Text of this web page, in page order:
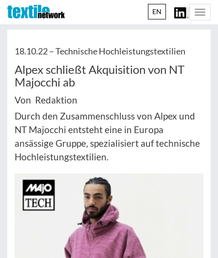
EN
18.10.22 –Technische Hochleistungstextilien
Alpex schließt Akquisition von NT
Majocchi ab
Von Redaktion
Durch den Zusammenschluss von Alpex und
NT Majocchi entsteht eine in Europa
ansässige Gruppe, spezialisiert auf technische
Hochleistungstextilien.